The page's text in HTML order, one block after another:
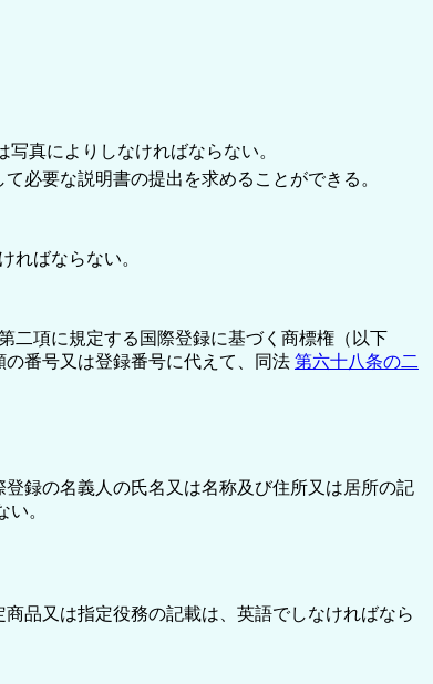
真によりしなければならない。
必要な説明書の提出を求めることができる。
ればならない。
二項に規定する国際登録に基づく商標権（以下
番号又は登録番号に代えて、同法 第六十八条の二
録の名義人の氏名又は名称及び住所又は居所の記
。
品又は指定役務の記載は、英語でしなければなら